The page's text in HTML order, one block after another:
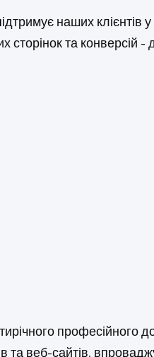
наших клієнтів
сторінок та конверсій
професійного
та веб-сайтів,